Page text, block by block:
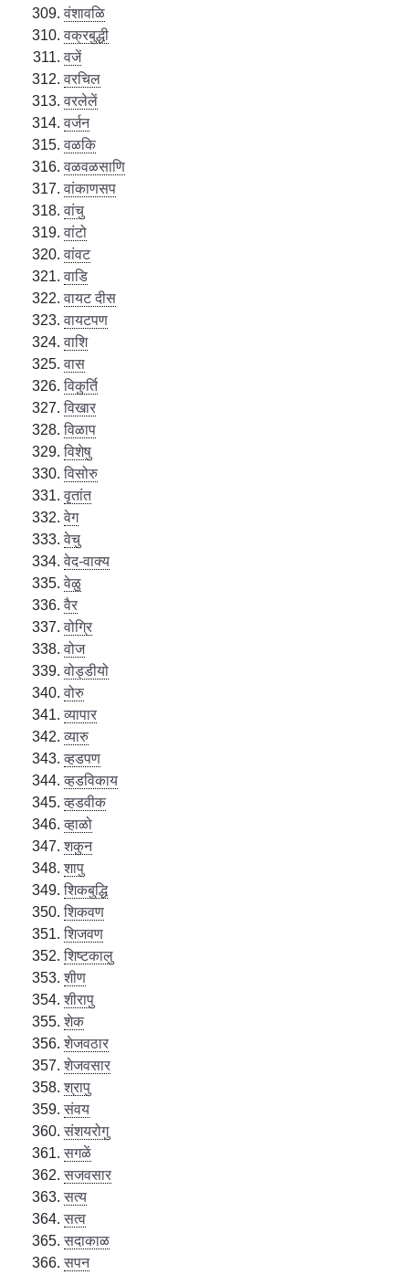
वंशावळि
वक्रबुद्धी
वजें
वरचिल
वरलेलें
वर्जन
वळकि
वळवळसाणि
वांकाणसप
वांचु
वांटो
वांवट
वाडि
वायट दीस
वायटपण
वाशि
वास
विकुर्ति
विखार
विळाप
विशेषु
विसोरु
वृतांत
वेग
वेचु
वेद-वाक्य
वेळु
वैर
वोग्रि
वोज
वोड्डीयो
वोरु
व्यापार
व्यारु
व्हडपण
व्हडविकाय
व्हडवीक
व्हाळो
शकुन
शापु
शिकबुद्धि
शिकवण
शिजवण
शिष्टकालु
शीण
शीरापु
शेक
शेजवठार
शेजवसार
श्रापु
संवय
संशयरोगु
सगळें
सजवसार
सत्य
सत्व
सदाकाळ
सपन